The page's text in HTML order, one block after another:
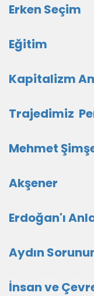
Erken Seçim
Eğitim
Kapitalizm
Trajedimiz
Mehmet
Akşener
Erdoğan'ı
Aydın
İnsan ve